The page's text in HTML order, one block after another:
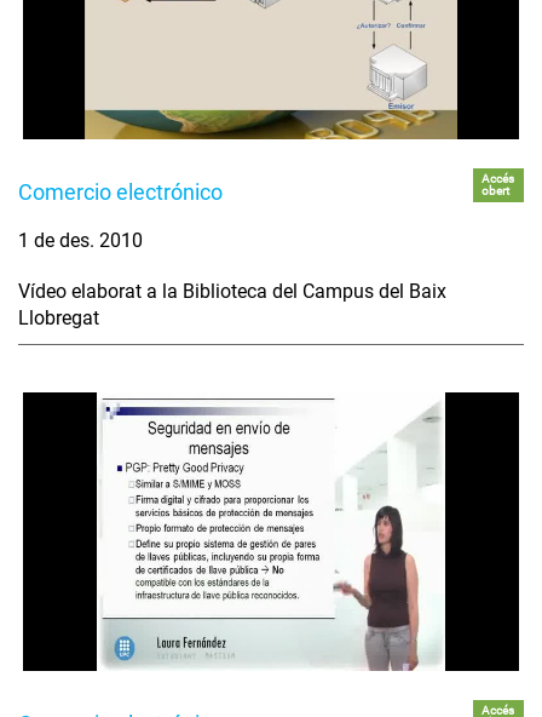
Comercio electrónico
Accés
obert
1 de des. 2010
Vídeo elaborat a la Biblioteca del Campus del Baix
Llobregat
Accés